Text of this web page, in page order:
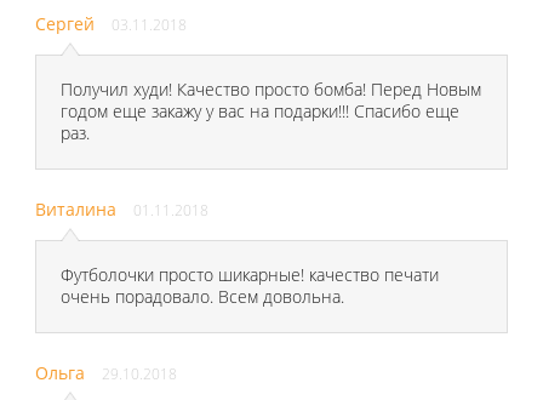
Сергей 03.11.2018
Получил худи! Качество просто бомба! Перед Новым
годом еще закажу у вас на подарки!!! Спасибо еще
раз.
Виталина 01.11.2018
Футболочки просто шикарные! качество печати
очень порадовало. Всем довольна.
Ольга 29.10.2018